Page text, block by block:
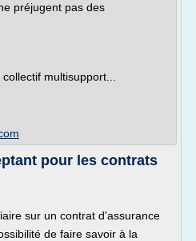
préjugent pas des
multisupport...
pour les contrats
sur un contrat d'assurance
de faire savoir à la